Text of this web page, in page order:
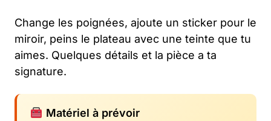
Change les poignées, ajoute un sticker pour le
miroir, peins le plateau avec une teinte que tu
aimes. Quelques détails et la pièce a ta
signature.
Matériel à prévoir